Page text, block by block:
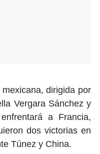
dirigida por
Vergara Sánchez y
a Francia,
dos victorias en
Túnez y China.